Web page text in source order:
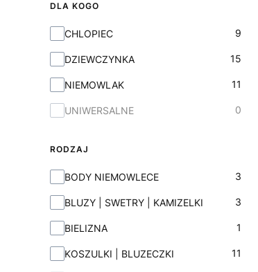
DLA KOGO
Dla Kogo
CHLOPIEC 9
DZIEWCZYNKA 15
NIEMOWLAK 11
UNIWERSALNE 0
RODZAJ
Rodzaj
BODY NIEMOWLECE 3
BLUZY | SWETRY | KAMIZELKI 3
BIELIZNA 1
KOSZULKI | BLUZECZKI 11